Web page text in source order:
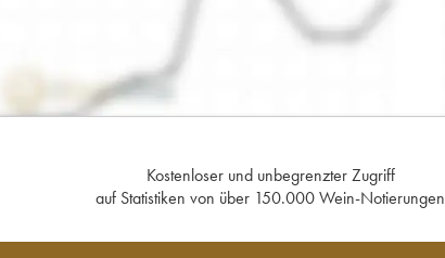
Kostenloser und unbegrenzter Zugriff
auf Statistiken von über 150.000 Wein-Notierungen